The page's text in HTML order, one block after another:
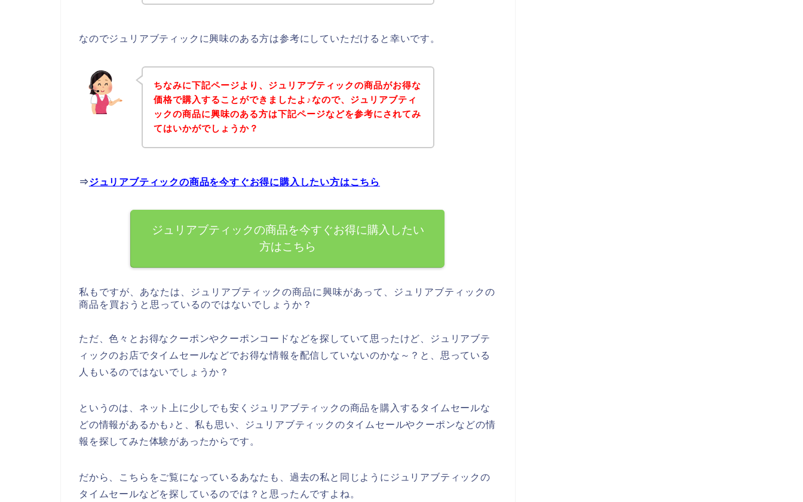
なのでジュリアブティックに興味のある方は参考にしていただけると幸いです。
ちなみに下記ページより、ジュリアブティックの商品がお得な
価格で購入することができましたよ♪なので、ジュリアブティ
ックの商品に興味のある方は下記ページなどを参考にされてみ
てはいかがでしょうか？
⇒ジュリアブティックの商品を今すぐお得に購入したい方はこちら
ジュリアブティックの商品を今すぐお得に購入したい
方はこちら
私もですが、あなたは、ジュリアブティックの商品に興味があって、ジュリアブティックの
商品を買おうと思っているのではないでしょうか？
ただ、色々とお得なクーポンやクーポンコードなどを探していて思ったけど、ジュリアブテ
ィックのお店でタイムセールなどでお得な情報を配信していないのかな～？と、思っている
人もいるのではないでしょうか？
というのは、ネット上に少しでも安くジュリアブティックの商品を購入するタイムセールな
どの情報があるかも♪と、私も思い、ジュリアブティックのタイムセールやクーポンなどの情
報を探してみた体験があったからです。
だから、こちらをご覧になっているあなたも、過去の私と同じようにジュリアブティックの
タイムセールなどを探しているのでは？と思ったんですよね。